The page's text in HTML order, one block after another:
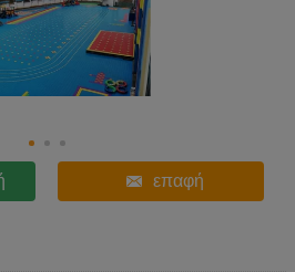
επαφή